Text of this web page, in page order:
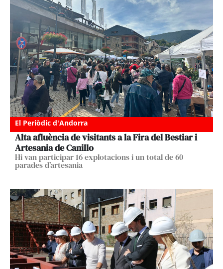
El Periòdic d'Andorra
Alta afluència de visitants a la Fira del Bestiar i
Artesania de Canillo
Hi van participar 16 explotacions i un total de 60
parades d’artesania